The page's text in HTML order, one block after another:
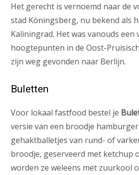
Het gerecht is vernoemd naar de
stad Köningsberg, nu bekend als
Kaliningrad. Het was vanouds een
hoogtepunten in de Oost-
zijn weg gevonden naar Berlijn.
Buletten
Voor lokaal fastfood bestel je
versie van een broodje
gehaktballetjes van rund- of
broodje, geserveerd met ketchup
worden ze weleens met zuurkool